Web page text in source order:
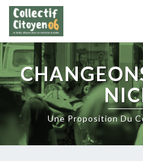
Skip
content
Une Proposition Du